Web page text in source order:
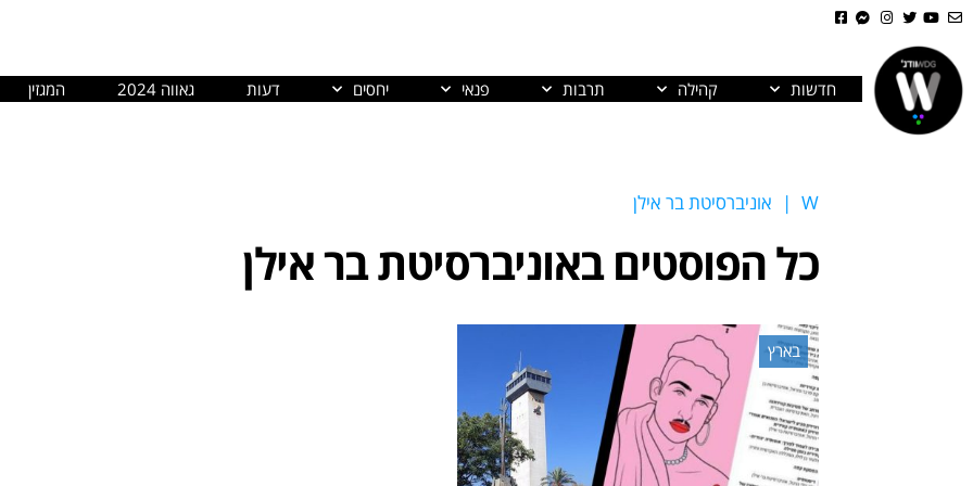
חדשות קהילה תרבות פנאי יחסים דעות גאווה 2024 המגזין
W
| אוניברסיטת בר אילן
כל הפוסטים באוניברסיטת בר אילן
בארץ